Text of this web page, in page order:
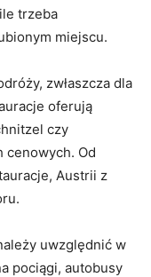
trzeba
miejscu.
zwłaszcza dla
‍oferują
czy
cenowych. Od
‌Austrii z
uwzględnić w
pociągi, autobusy